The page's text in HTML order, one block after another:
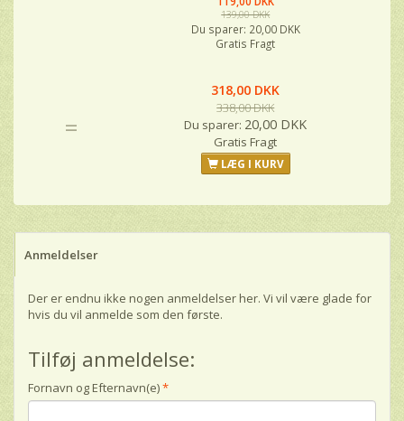
139,00 DKK
Du sparer: 20,00 DKK
Gratis Fragt
=
318,00 DKK
338,00 DKK
Du sparer: 20,00 DKK
Gratis Fragt
LÆG I KURV
Anmeldelser
Der er endnu ikke nogen anmeldelser her. Vi vil være glade for
hvis du vil anmelde som den første.
Tilføj anmeldelse:
Fornavn og Efternavn(e)